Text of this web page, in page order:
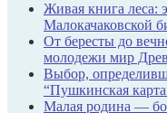
Живая книга леса:
Малокачаковской
От бересты до
молодежи мир
Выбор,
“Пушкинская
Малая родина —